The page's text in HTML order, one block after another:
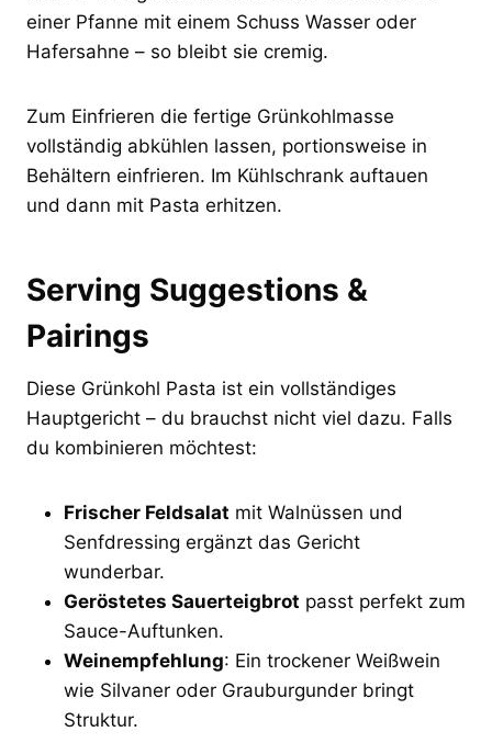
einer Pfanne mit einem Schuss Wasser oder
Hafersahne – so bleibt sie cremig.
Zum Einfrieren die fertige Grünkohlmasse
vollständig abkühlen lassen, portionsweise in
Behältern einfrieren. Im Kühlschrank auftauen
und dann mit Pasta erhitzen.
Serving Suggestions &
Pairings
Diese Grünkohl Pasta ist ein vollständiges
Hauptgericht – du brauchst nicht viel dazu. Falls
du kombinieren möchtest:
Frischer Feldsalat mit Walnüssen und
Senfdressing ergänzt das Gericht
wunderbar.
Geröstetes Sauerteigbrot passt perfekt zum
Sauce-Auftunken.
Weinempfehlung: Ein trockener Weißwein
wie Silvaner oder Grauburgunder bringt
Struktur.